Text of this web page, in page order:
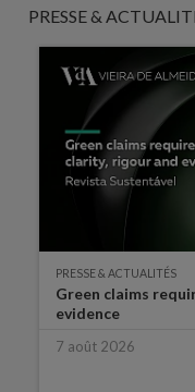
PRESSE &
PRESSE & ACTUALITÉS
Green claims
evidence
7 août 2026